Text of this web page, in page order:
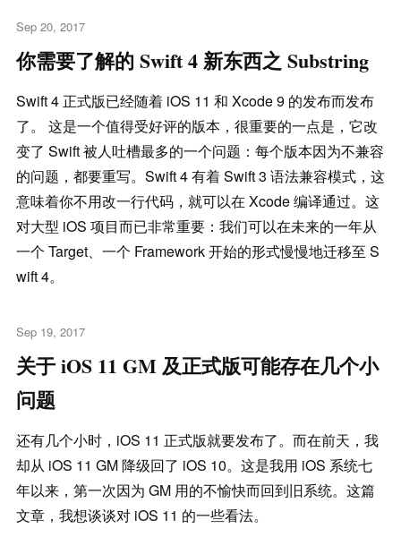
Sep 20, 2017
你需要了解的 Swift 4 新东西之 Substring
Swift 4 正式版已经随着 iOS 11 和 Xcode 9 的发布而发布
了。 这是一个值得受好评的版本，很重要的一点是，它改
变了 Swift 被人吐槽最多的一个问题：每个版本因为不兼容
的问题，都要重写。Swift 4 有着 Swift 3 语法兼容模式，这
意味着你不用改一行代码，就可以在 Xcode 编译通过。这
对大型 iOS 项目而已非常重要：我们可以在未来的一年从
一个 Target、一个 Framework 开始的形式慢慢地迁移至 S
wift 4。
Sep 19, 2017
关于 iOS 11 GM 及正式版可能存在几个小
问题
还有几个小时，iOS 11 正式版就要发布了。而在前天，我
却从 iOS 11 GM 降级回了 iOS 10。这是我用 iOS 系统七
年以来，第一次因为 GM 用的不愉快而回到旧系统。这篇
文章，我想谈谈对 iOS 11 的一些看法。